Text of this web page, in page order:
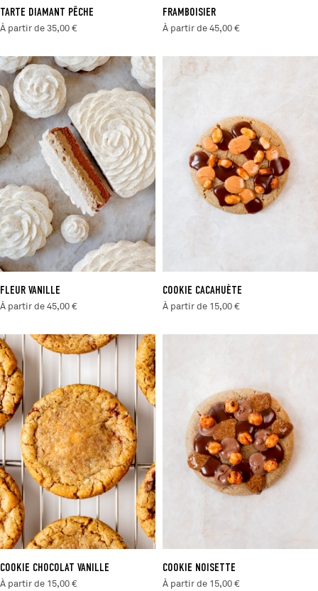
TARTE DIAMANT PÊCHE
À partir de 35,00 €
FRAMBOISIER
À partir de 45,00 €
FLEUR VANILLE
À partir de 45,00 €
COOKIE CACAHUÈTE
À partir de 15,00 €
COOKIE CHOCOLAT VANILLE
À partir de 15,00 €
COOKIE NOISETTE
À partir de 15,00 €